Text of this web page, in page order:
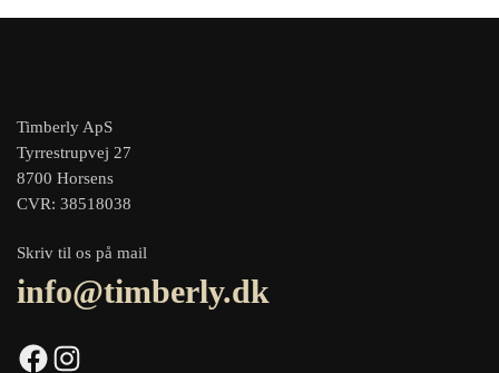
Timberly ApS
Tyrrestrupvej 27
8700 Horsens
CVR: 38518038
Skriv til os på mail
info@timberly.dk
Facebook Instagram